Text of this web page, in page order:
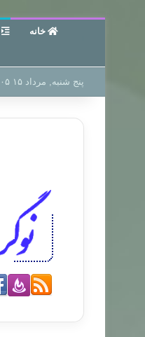
خانه
پنج شنبه, مرداد ۱۵ ۱۴۰۵